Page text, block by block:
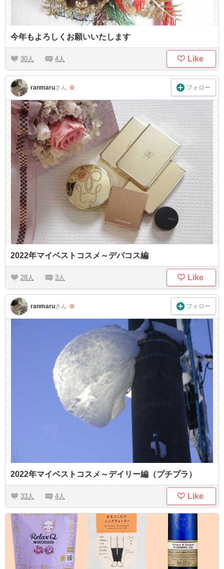
今年もよろしくお願いいたします
30 4 Like
ranmaruさん フォロー
2022年マイベストコスメ～デパコス編
28 3 Like
ranmaruさん フォロー
2022年マイベストコスメ～デイリー編（プチプラ）
33 4 Like